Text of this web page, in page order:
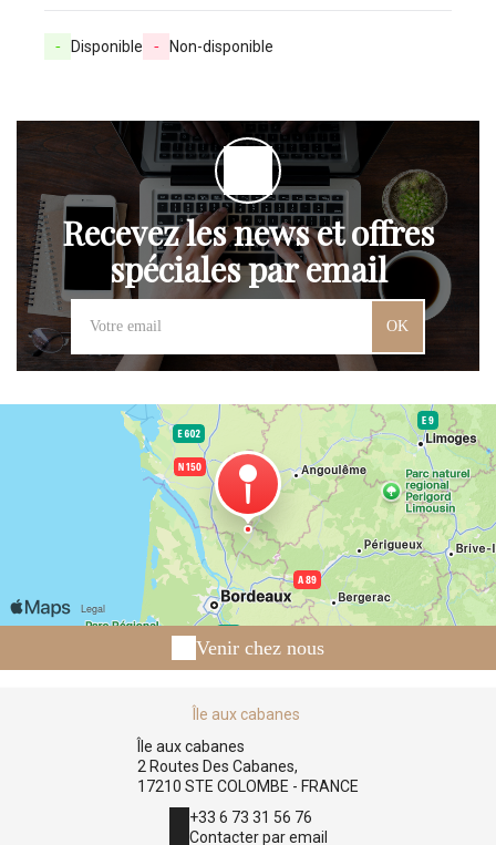
- Disponible - Non-disponible
Recevez les news et offres
spéciales par email
OK
Venir chez nous
Île aux cabanes
Île aux cabanes
2 Routes Des Cabanes,
17210 STE COLOMBE - FRANCE
+33 6 73 31 56 76
Contacter par email